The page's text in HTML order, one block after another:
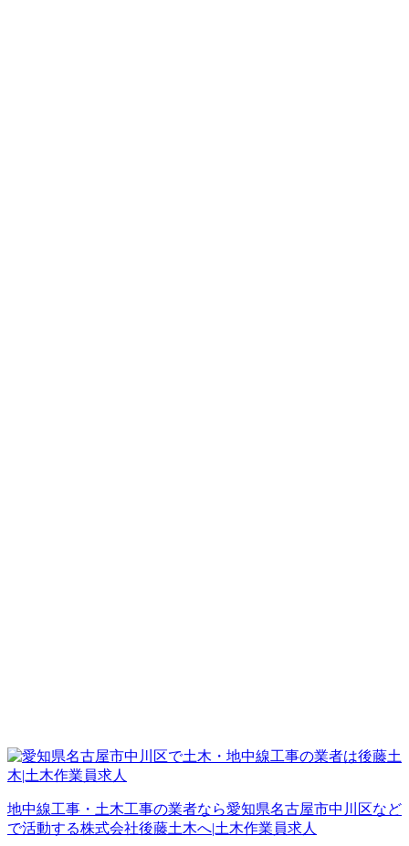
地中線工事・土木工事の業者なら愛知県名古屋市中川区など
で活動する株式会社後藤土木へ|土木作業員求人